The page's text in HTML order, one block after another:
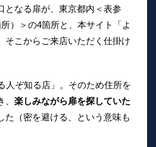
となる扉が、東京都内＜表参
）＞の4箇所と、本サイト「よ
そこからご来店いただく仕掛け
人ぞ知る店」。そのため住所を
楽しみながら扉を探していた
た（密を避ける、という意味も